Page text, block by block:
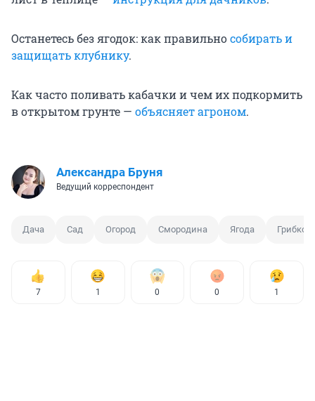
Останетесь без ягодок: как правильнособирать и
защищать клубнику.
Как часто поливать кабачки и чем их подкормить
в открытом грунте — объясняет агроном.
Александра Бруня
Ведущий корреспондент
Дача Сад Огород Смородина Ягода
7 1 0 0 1